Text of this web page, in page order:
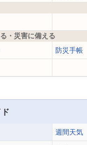
・災害に備える
防災手帳
週間天気